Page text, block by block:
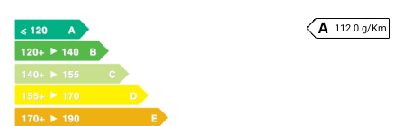
112.0 g/Km